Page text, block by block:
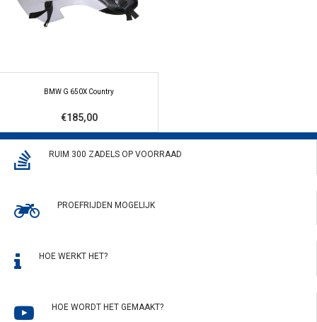
BMW G 650X Country
€185,00
RUIM 300 ZADELS OP VOORRAAD
PROEFRIJDEN MOGELIJK
HOE WERKT HET?
HOE WORDT HET GEMAAKT?